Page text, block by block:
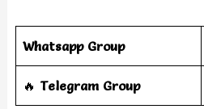
Whatsapp Group
‎️‍🔥 Telegram Group